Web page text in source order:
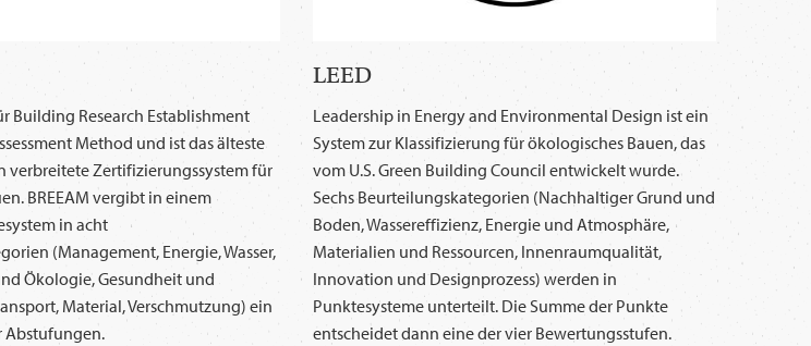
Building Research Establishment
Method und ist das älteste
verbreitete Zertifizierungssystem für
BREEAM vergibt in einem
in acht
(Management, Energie, Wasser,
Ökologie, Gesundheit und
Material, Verschmutzung) ein
Abstufungen.
LEED
Leadership in Energy and Environmental Design ist ein
System zur Klassifizierung für ökologisches Bauen, das
vom U.S. Green Building Council entwickelt wurde.
Sechs Beurteilungskategorien (Nachhaltiger Grund und
Boden, Wassereffizienz, Energie und Atmosphäre,
Materialien und Ressourcen, Innenraumqualität,
Innovation und Designprozess) werden in
Punktesysteme unterteilt. Die Summe der Punkte
entscheidet dann eine der vier Bewertungsstufen.